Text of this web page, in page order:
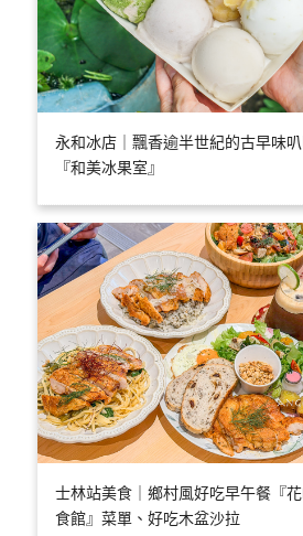
永和冰店｜飄香逾半世紀的古早味
『和美冰果室』
士林站美食｜鄉村風好吃早午餐『
食館』菜單、好吃木盆沙拉